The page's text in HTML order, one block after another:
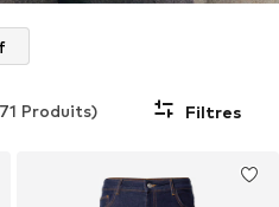
Produits) Filtres